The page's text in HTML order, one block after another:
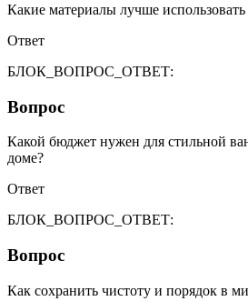
Какие материалы лучше
Ответ
БЛОК_ВОПРОС_ОТВЕТ:
Вопрос
Какой бюджет нужен для стильной
доме?
Ответ
БЛОК_ВОПРОС_ОТВЕТ:
Вопрос
Как сохранить чистоту и порядок в